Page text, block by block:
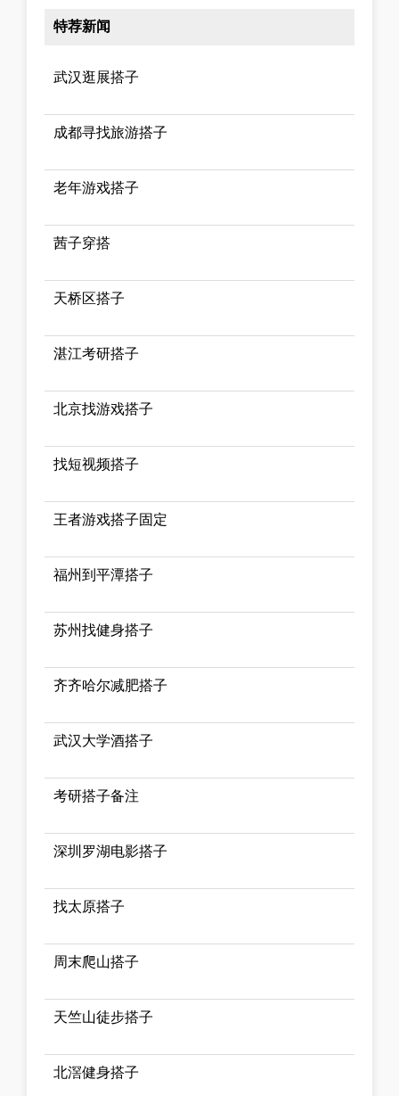
特荐新闻
武汉逛展搭子
成都寻找旅游搭子
老年游戏搭子
茜子穿搭
天桥区搭子
湛江考研搭子
北京找游戏搭子
找短视频搭子
王者游戏搭子固定
福州到平潭搭子
苏州找健身搭子
齐齐哈尔减肥搭子
武汉大学酒搭子
考研搭子备注
深圳罗湖电影搭子
找太原搭子
周末爬山搭子
天竺山徒步搭子
北滘健身搭子